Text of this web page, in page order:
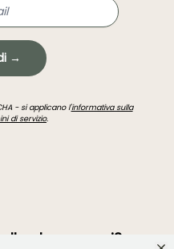
→
- si applicano l'informativa sulla
di servizio.
che cercavi?